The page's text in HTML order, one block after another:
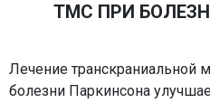
ТМС ПРИ
Лечение транскраниальной
болезни Паркинсона